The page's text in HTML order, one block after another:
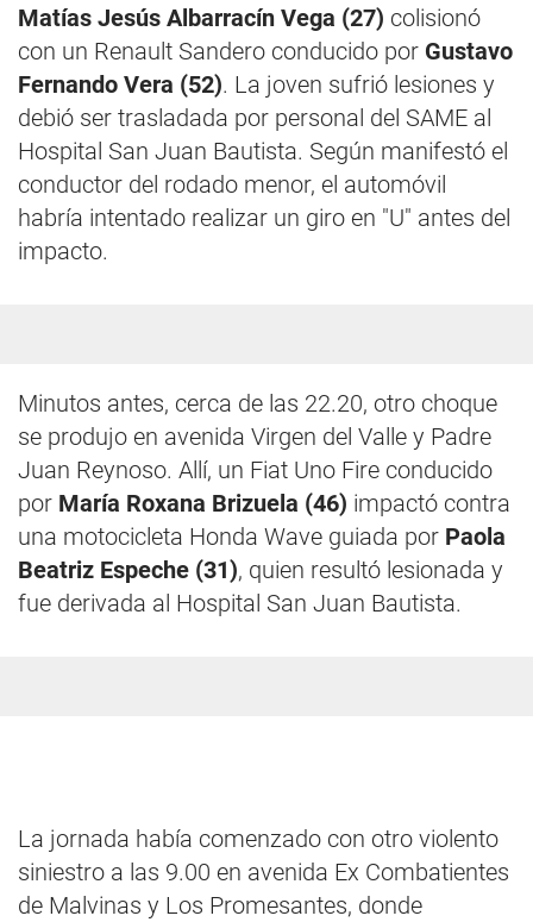
Matías Jesús Albarracín Vega (27) colisionó
con un Renault Sandero conducido por Gustavo
Fernando Vera (52). La joven sufrió lesiones y
debió ser trasladada por personal del SAME al
Hospital San Juan Bautista. Según manifestó el
conductor del rodado menor, el automóvil
habría intentado realizar un giro en "U" antes del
impacto.
Minutos antes, cerca de las 22.20, otro choque
se produjo en avenida Virgen del Valle y Padre
Juan Reynoso. Allí, un Fiat Uno Fire conducido
por María Roxana Brizuela (46) impactó contra
una motocicleta Honda Wave guiada por Paola
Beatriz Espeche (31), quien resultó lesionada y
fue derivada al Hospital San Juan Bautista.
La jornada había comenzado con otro violento
siniestro a las 9.00 en avenida Ex Combatientes
de Malvinas y Los Promesantes, donde